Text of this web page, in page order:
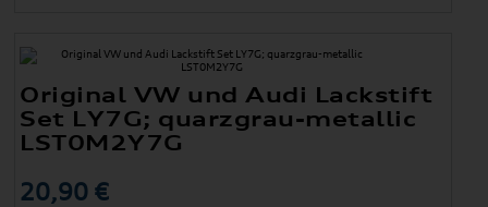
Original VW und Audi Lackstift
Set LY7G; quarzgrau-metallic
LST0M2Y7G
20,90 €